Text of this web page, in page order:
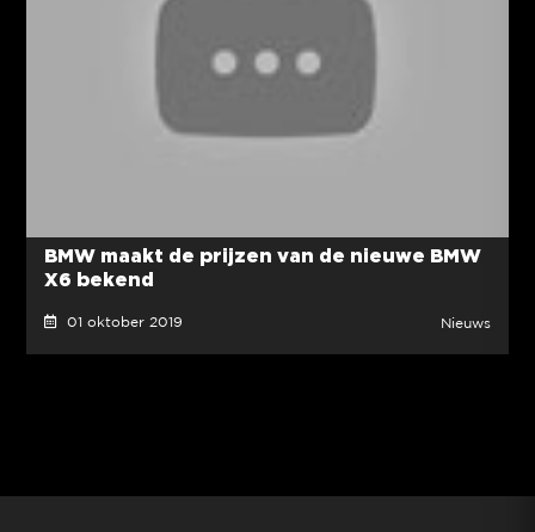
BMW maakt de prijzen van de nieuwe BMW
X6 bekend
01 oktober 2019 Nieuws